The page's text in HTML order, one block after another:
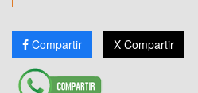
Compartir X Compartir